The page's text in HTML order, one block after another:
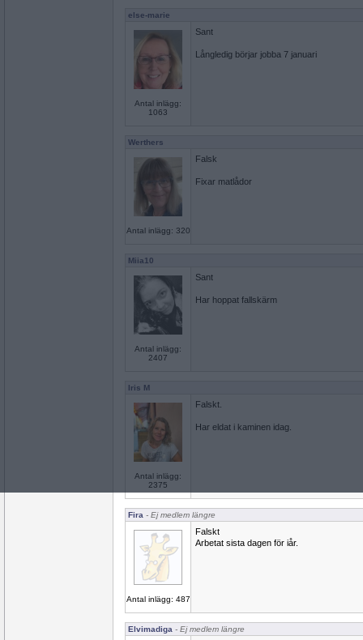
else-marie
Antal inlägg:
1063
Sant
Långledig börjar jobba 7 januari
Werthers
Antal inlägg: 320
Falsk
Fixar matlådor
Miia10
Antal inlägg:
2407
Sant
Har hoppat fallskärm
Iris M
Antal inlägg:
2375
Falskt.
Har eldat i kaminen idag.
Fira - Ej medlem längre
Antal inlägg: 487
Falskt
Arbetat sista dagen för iår.
Elvimadiga - Ej medlem längre